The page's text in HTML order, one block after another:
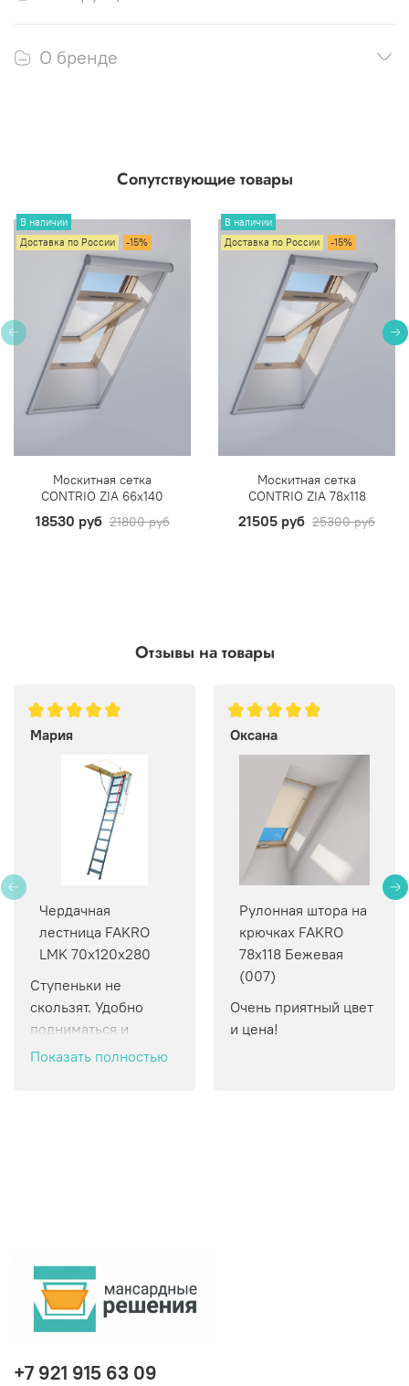
О бренде
Сопутствующие товары
В наличии
Доставка по России
-15%
Москитная сетка
CONTRIO ZIA 66х140
18530 руб 21800 руб
В наличии
Доставка по России
-15%
Москитная сетка
CONTRIO ZIA 78х118
21505 руб 25300 руб
Отзывы на товары
Мария
Чердачная
лестница FAKRO
LMK 70х120х280
Ступеньки не
скользят. Удобно
подниматься и
спускаться.
Показать полностью
Оксана
Рулонная штора на
крючках FAKRO
78х118 Бежевая
(007)
Очень приятный цвет
и цена!
+7 921 915 63 09